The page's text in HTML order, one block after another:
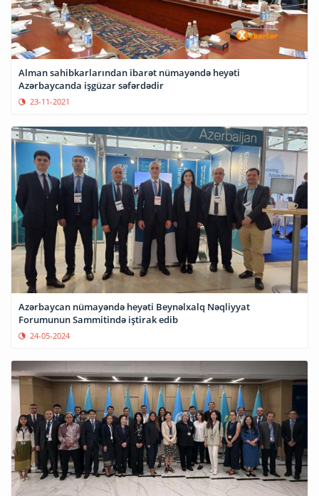
Alman sahibkarlarından ibarət nümayəndə heyəti
Azərbaycanda işgüzar səfərdədir
23-11-2021
Azərbaycan nümayəndə heyəti Beynəlxalq Nəqliyyat
Forumunun Sammitində iştirak edib
24-05-2024